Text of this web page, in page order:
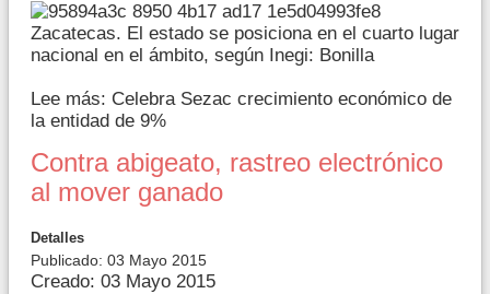
Zacatecas. El estado se posiciona en el cuarto lugar
nacional en el ámbito, según Inegi: Bonilla
Lee más: Celebra Sezac crecimiento económico de
la entidad de 9%
Contra abigeato, rastreo electrónico
al mover ganado
Detalles
Publicado: 03 Mayo 2015
Creado: 03 Mayo 2015